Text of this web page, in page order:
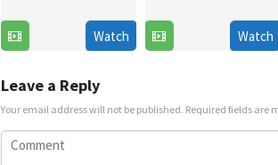
Watch
Dec
Watch
Leave a Reply
Your email address will not be published. Required fields are